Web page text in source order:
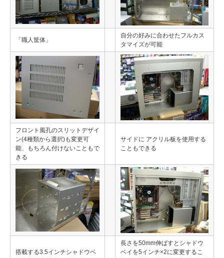
「職人筐体」
自分の好みに合わせたフルカス
タマイズが可能
フロント風孔のスリットデザイ
ン(4種類から選択)も変更可
能、もちろん付けないこともで
きる
サイドに アクリル板を使用する
こともできる
搭載する3.5インチシャドウベ
長さを50mm伸ばすとシャドウ
ベイを5インチ×2に変更するこ